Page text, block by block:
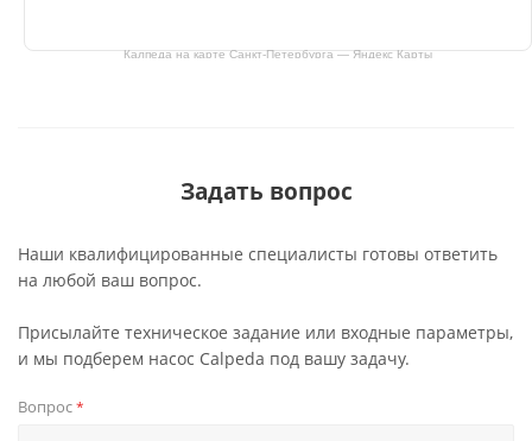
Калпеда на карте Санкт‑Петербурга — Яндекс Карты
Задать вопрос
Наши квалифицированные специалисты готовы ответить
на любой ваш вопрос.
Присылайте техническое задание или входные параметры,
и мы подберем насос Calpeda под вашу задачу.
Вопрос*